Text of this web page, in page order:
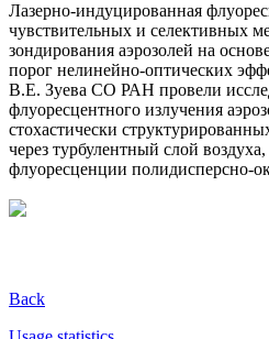
Лазерно-индуцированная
чувствительных и селективных
зондирования аэрозолей на
порог нелинейно-оптических
В.Е. Зуева СО РАН провели
флуоресцентного излучения
стохастически
через турбулентный слой
флуоресценции полидисперсно-
Back